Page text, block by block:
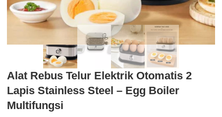
Alat Rebus Telur Elektrik Otomatis 2
Lapis Stainless Steel – Egg Boiler
Multifungsi